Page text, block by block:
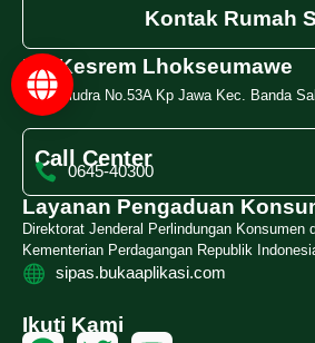
Kontak Rumah
RS Kesrem Lhokseumawe
Jl. Samudra No.53A Kp Jawa Kec. Banda
Call Center
0645-40300
Layanan Pengaduan
Direktorat Jenderal Perlindungan Konsumen
Kementerian Perdagangan Republik
sipas.bukaaplikasi.com
Ikuti Kami